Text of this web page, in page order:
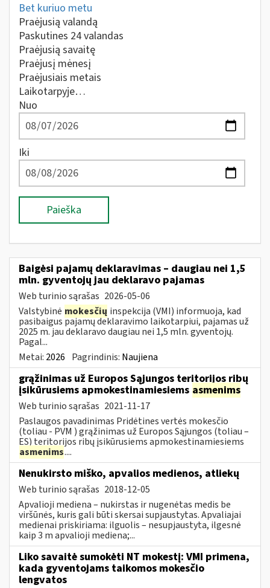
Bet kuriuo metu
Praėjusią valandą
Paskutines 24 valandas
Praėjusią savaitę
Praėjusį mėnesį
Praėjusiais metais
Laikotarpyje…
Nuo
Iki
Paieška
Baigėsi pajamų deklaravimas – daugiau nei 1,5
mln. gyventojų jau deklaravo pajamas
Web turinio sąrašas 2026-05-06
Valstybinė mokesčių inspekcija (VMI) informuoja, kad
pasibaigus pajamų deklaravimo laikotarpiui, pajamas už
2025 m. jau deklaravo daugiau nei 1,5 mln. gyventojų.
Pagal...
Metai: 2026 Pagrindinis: Naujiena
grąžinimas už Europos Sąjungos teritorijos ribų
įsikūrusiems apmokestinamiesiems asmenims
Web turinio sąrašas 2021-11-17
Paslaugos pavadinimas Pridėtines vertės mokesčio
(toliau - PVM ) grąžinimas už Europos Sąjungos (toliau –
ES) teritorijos ribų įsikūrusiems apmokestinamiesiems
asmenims....
Nenukirsto miško, apvalios medienos, atliekų
Web turinio sąrašas 2018-12-05
Apvalioji mediena – nukirstas ir nugenėtas medis be
viršūnės, kuris gali būti skersai supjaustytas. Apvaliajai
medienai priskiriama: ilguolis – nesupjaustyta, ilgesnė
kaip 3 m apvalioji mediena;...
Liko savaitė sumokėti NT mokestį: VMI primena,
kada gyventojams taikomos mokesčio
lengvatos